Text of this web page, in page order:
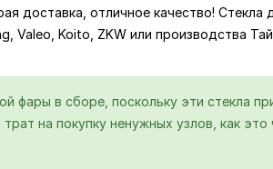
доставка, отличное качество! Стекла
Valeo, Koito, ZKW или производства
фары в сборе, поскольку эти стекла
на покупку ненужных узлов, как это